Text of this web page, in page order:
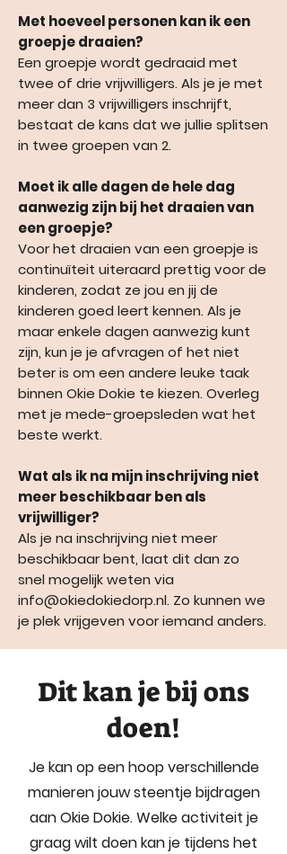
Met hoeveel personen kan ik een
groepje draaien?
Een groepje wordt gedraaid met
twee of drie vrijwilligers. Als je je met
meer dan 3 vrijwilligers inschrijft,
bestaat de kans dat we jullie splitsen
in twee groepen van 2.
Moet ik alle dagen de hele dag
aanwezig zijn bij het draaien van
een groepje?
Voor het draaien van een groepje is
continuïteit uiteraard prettig voor de
kinderen, zodat ze jou en jij de
kinderen goed leert kennen. Als je
maar enkele dagen aanwezig kunt
zijn, kun je je afvragen of het niet
beter is om een andere leuke taak
binnen Okie Dokie te kiezen. Overleg
met je mede-groepsleden wat het
beste werkt.
Wat als ik na mijn inschrijving niet
meer beschikbaar ben als
vrijwilliger?
Als je na inschrijving niet meer
beschikbaar bent, laat dit dan zo
snel mogelijk weten via
info@okiedokiedorp.nl. Zo kunnen we
je plek vrijgeven voor iemand anders.
Dit kan je bij ons
doen!
Je kan op een hoop verschillende
manieren jouw steentje bijdragen
aan Okie Dokie. Welke activiteit je
graag wilt doen kan je tijdens het